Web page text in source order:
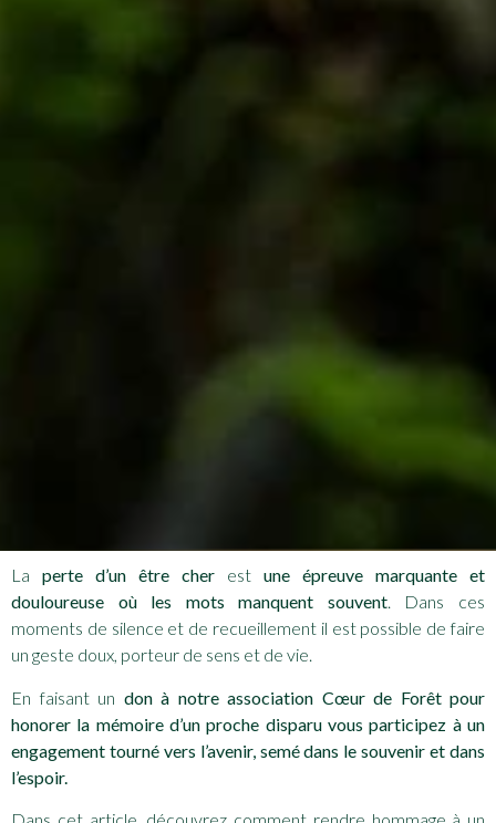
La perte d’un être cher est une épreuve marquante et
douloureuse où les mots manquent souvent. Dans ces
moments de silence et de recueillement il est possible de faire
un geste doux, porteur de sens et de vie.
En faisant un don à notre association Cœur de Forêt pour
honorer la mémoire d’un proche disparu vous participez à un
engagement tourné vers l’avenir, semé dans le souvenir et dans
l’espoir.